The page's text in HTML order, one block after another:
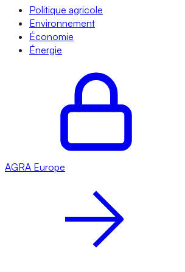
Politique agricole
Environnement
Économie
Énergie
AGRA Europe